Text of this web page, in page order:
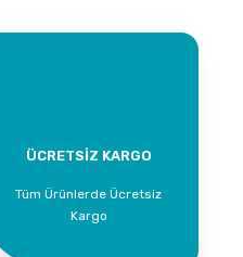
ÜCRETSİZ KARGO
Tüm Ürünlerde Ücretsiz
Kargo